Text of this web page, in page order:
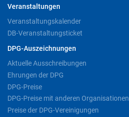
Veranstaltungen
Veranstaltungskalender
DB-Veranstaltungsticket
DPG-Auszeichnungen
Aktuelle Ausschreibungen
Ehrungen der DPG
DPG-Preise
DPG-Preise mit anderen Organisationen
Preise der DPG-Vereinigungen